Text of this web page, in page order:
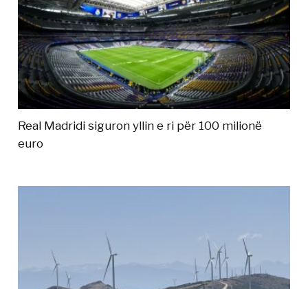
Real Madridi siguron yllin e ri për 100 milionë
euro